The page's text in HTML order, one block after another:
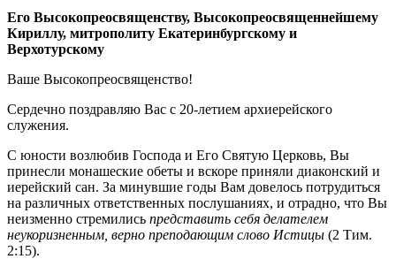
Его Высокопреосвященству, Высокопреосвященнейшему
Кириллу, митрополиту Екатеринбургскому и
Верхотурскому
Ваше Высокопреосвященство!
Сердечно поздравляю Вас с 20-летием архиерейского
служения.
С юности возлюбив Господа и Его Святую Церковь, Вы
принесли монашеские обеты и вскоре приняли диаконский и
иерейский сан. За минувшие годы Вам довелось потрудиться
на различных ответственных послушаниях, и отрадно, что Вы
неизменно стремились представить себя делателем
неукоризненным, верно преподающим слово Истицы (2 Тим.
2:15).